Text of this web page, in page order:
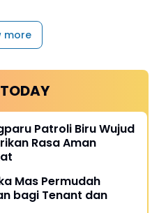
more
Patroli Biru Wujud
Rasa Aman
Mas Permudah
bagi Tenant dan